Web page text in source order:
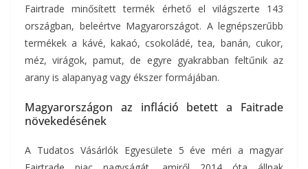
Fairtrade minősített termék érhető el világszerte 143
országban, beleértve Magyarországot. A legnépszerűbb
termékek a kávé, kakaó, csokoládé, tea, banán, cukor,
méz, virágok, pamut, de egyre gyakrabban feltűnik az
arany is alapanyag vagy ékszer formájában.
Magyarországon az infláció betett a Faitrade
növekedésének
A Tudatos Vásárlók Egyesülete 5 éve méri a magyar